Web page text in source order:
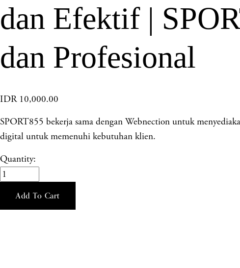
dan Efektif |
dan Profesional
IDR 10,000.00
SPORT855 bekerja sama dengan Webnection untuk
digital untuk memenuhi kebutuhan klien.
Quantity:
Add To Cart